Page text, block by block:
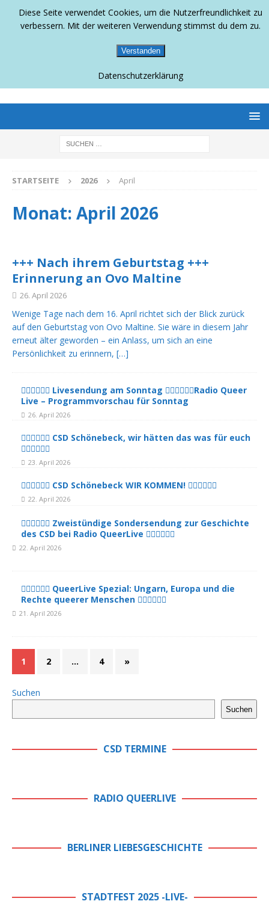
BERLINS SCHWULLESBISCHES MAGAZIN
STARTSEITE 2026 April
Monat: April 2026
+++ Nach ihrem Geburtstag +++
Erinnerung an Ovo Maltine
26. April 2026
Wenige Tage nach dem 16. April richtet sich der Blick zurück
auf den Geburtstag von Ovo Maltine. Sie wäre in diesem Jahr
erneut älter geworden – ein Anlass, um sich an eine
Persönlichkeit zu erinnern, […]
🏳️‍🌈🏳️‍🌈🏳️‍🌈 Livesendung am Sonntag 🏳️‍🌈🏳️‍🌈🏳️‍🌈Radio Queer
Live – Programmvorschau für Sonntag
26. April 2026
🏳️‍🌈🏳️‍🌈🏳️‍🌈 CSD Schönebeck, wir hätten das was für euch
🏳️‍🌈🏳️‍🌈🏳️‍🌈
23. April 2026
🏳️‍🌈🏳️‍🌈🏳️‍🌈 CSD Schönebeck WIR KOMMEN! 🏳️‍🌈🏳️‍🌈🏳️‍🌈
22. April 2026
🏳️‍🌈🏳️‍🌈🏳️‍🌈 Zweistündige Sondersendung zur Geschichte
des CSD bei Radio QueerLive 🏳️‍🌈🏳️‍🌈🏳️‍🌈
22. April 2026
🏳️‍🌈🏳️‍🌈🏳️‍🌈 QueerLive Spezial: Ungarn, Europa und die
Rechte queerer Menschen 🏳️‍🌈🏳️‍🌈🏳️‍🌈
21. April 2026
1 2 … 4 »
Suchen
Suchen
CSD TERMINE
RADIO QUEERLIVE
BERLINER LIEBESGESCHICHTE
STADTFEST 2025 -LIVE-
Diese Seite verwendet Cookies, um die Nutzerfreundlichkeit zu
verbessern. Mit der weiteren Verwendung stimmst du dem zu.
Verstanden
Datenschutzerklärung